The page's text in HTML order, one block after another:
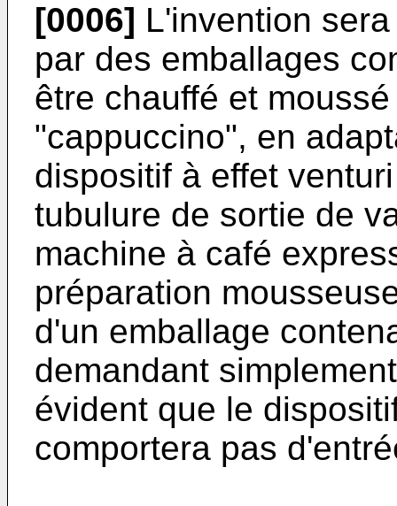
[0006] L'invention
par des emballages
être chauffé et
"cappuccino", en
dispositif à effet
tubulure de sortie de
machine à café
préparation
d'un emballage
demandant
évident que le
comportera pas